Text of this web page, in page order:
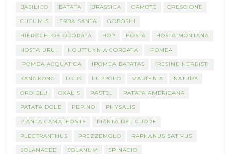
BASILICO BATATA BRASSICA CAMOTE CRESCIONE
CUCUMIS ERBA SANTA GOBOSHI
HIEROCHLOE ODORATA HOP HOSTA HOSTA MONTANA
HOSTA URUI HOUTTUYNIA CORDATA IPOMEA
IPOMEA ACQUATICA IPOMEA BATATAS IRESINE HERBISTI
KANGKONG LOTO LUPPOLO MARTYNIA NATURA
ORO BLU OXALIS PASTEL PATATA AMERICANA
PATATA DOLE PEPINO PHYSALIS
PIANTA CAMALEONTE PIANTA DEL CUORE
PLECTRANTHUS PREZZEMOLO RAPHANUS SATIVUS
SOLANACEE SOLANUM SPINACIO